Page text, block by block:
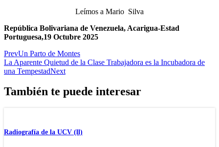
Leímos a Mario Silva
República Bolivariana de Venezuela, Acarigua-Estad
Portuguesa,19 Octubre 2025
PrevUn Parto de Montes
La Aparente Quietud de la Clase Trabajadora es la Incubadora de
una TempestadNext
También te puede interesar
Radiografía de la UCV (ll)